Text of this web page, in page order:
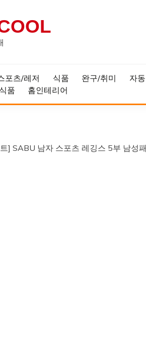
포츠/레저 식품 완구/취미 자
품 홈인테리어
] SABU 남자 스포츠 레깅스 5부 남성